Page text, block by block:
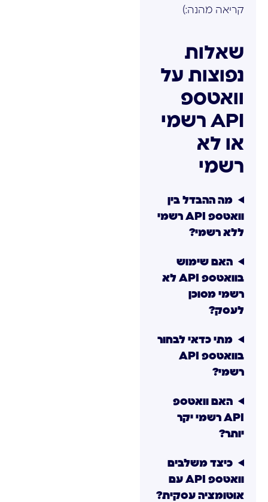
קריאה מהנה:)
שאלות
נפוצות על
וואטספ
API רשמי
או לא
רשמי
מה ההבדל בין
וואטספ API רשמי
ללא רשמי?
האם שימוש
בוואטספ API לא
רשמי מסוכן
לעסק?
מתי כדאי לבחור
בוואטספ API
רשמי?
האם וואטספ
API רשמי יקר
יותר?
כיצד משלבים
וואטספ API עם
אוטומציה עסקית?